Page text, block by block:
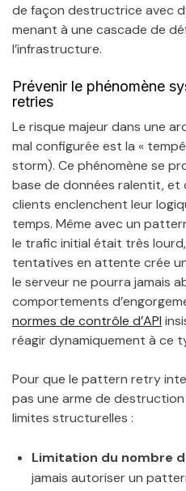
de façon destructrice avec
menant à une cascade de
l’infrastructure.
Prévenir le phénomène
retries
Le risque majeur dans une
mal configurée est la «
storm). Ce phénomène se
base de données ralentit,
clients enclenchent leur
temps. Même avec un
le trafic initial était très
tentatives en attente crée
le serveur ne pourra jamais
comportements
normes de contrôle d’API
réagir dynamiquement à ce
Pour que le pattern retry
pas une arme de
limites structurelles :
Limitation du nombre
jamais autoriser un